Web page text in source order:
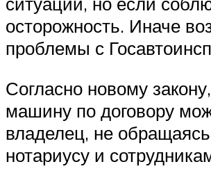
осторожность. Иначе
проблемы с
Согласно новому
машину по договору
владелец, не
нотариусу и